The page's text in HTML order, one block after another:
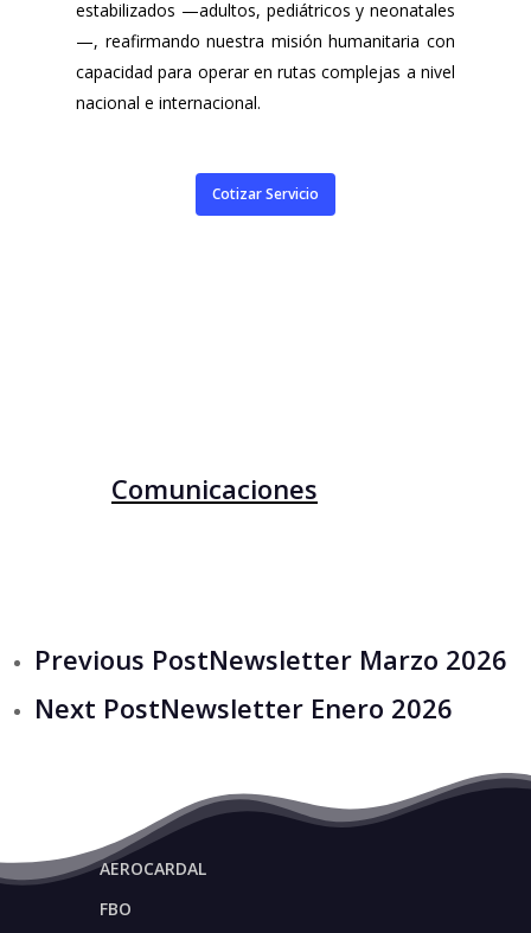
estabilizados —adultos, pediátricos y neonatales
—, reafirmando nuestra misión humanitaria con
capacidad para operar en rutas complejas a nivel
nacional e internacional.
Cotizar Servicio
Comunicaciones
Previous PostNewsletter Marzo 2026
Next PostNewsletter Enero 2026
AEROCARDAL
FBO